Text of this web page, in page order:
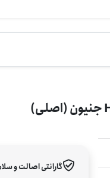
گارانتی اصالت و